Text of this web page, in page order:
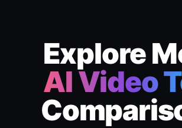
Explore
AI Video